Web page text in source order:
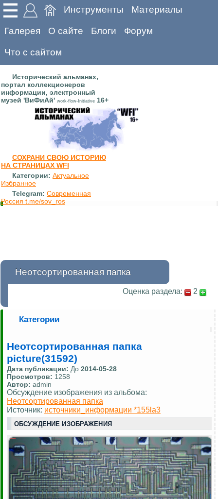
Инструменты Материалы
Галерея О сайте Блоги Форум
Что с сайтом
Исторический альманах,
портал коллекционеров
информации, электронный
музей 'ВиФиАй' work-flow-Initiative 16+
СОХРАНИ СВОЮ ИСТОРИЮ
НА СТРАНИЦАХ WFI
Категории: Актуальное
Избранное
Telegram: Современная
Россия t.me/sov_ros
Неотсортированная папка
Оценка раздела: 2
Категории
Неотсортированная папка
picture(31592)
Дата публикации: До 2014-05-28
Просмотров: 1258
Автор: admin
Обсуждение изображения из альбома:
Неотсортированная папка
Источник: источники_информации *155la3
ОБСУЖДЕНИЕ ИЗОБРАЖЕНИЯ